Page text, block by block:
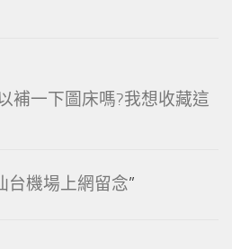
補一下圖床嗎?我想收藏這
台機場上網留念”